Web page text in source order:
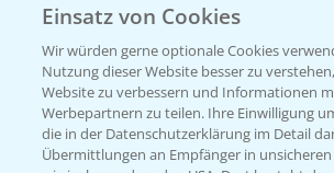
Beratung auf WhatsApp
T.+49 (0)174 346 564 1
KONTAKT
Einsatz von Cookies
Wir würden gerne optionale Cookies
Nutzung dieser Website besser zu
Website zu verbessern und Informationen
Werbepartnern zu teilen. Ihre Einwilligung
die in der Datenschutzerklärung im Detail
Übermittlungen an Empfänger in